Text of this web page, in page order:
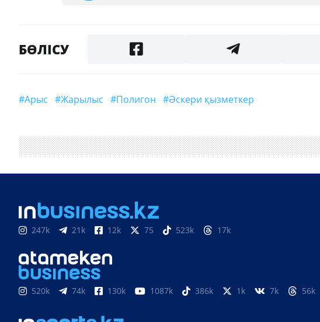
БӨЛІСУ
#Арыс #жарылыс #полигон #әскери қызметкер
247k 21k 12k 75 523k 17k
520k 74k 130k 1087k 386k 1k 7k 56k